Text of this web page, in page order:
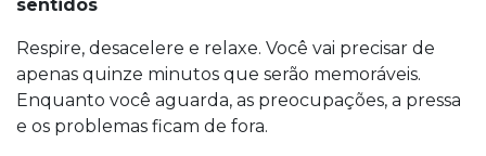
sentidos
Respire, desacelere e relaxe. Você vai precisar de
apenas quinze minutos que serão memoráveis.
Enquanto você aguarda, as preocupações, a pressa
e os problemas ficam de fora.